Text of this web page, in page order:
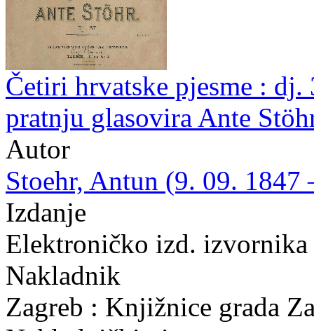
Četiri hrvatske pjesme : dj.
pratnju glasovira Ante
Autor
Stoehr, Antun (9. 09. 1847
Izdanje
Elektroničko izd.
Nakladnik
Zagreb : Knjižnice grada